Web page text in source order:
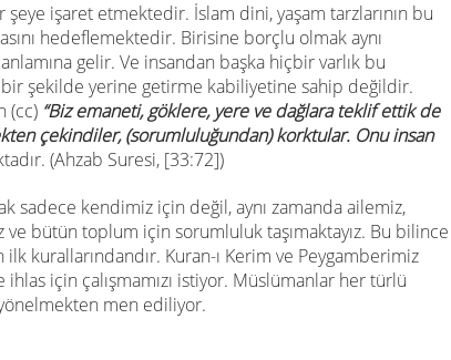
işaret etmektedir. İslam dini, yaşam tarzlarının bu
hedeflemektedir. Birisine borçlu olmak aynı
gelir. Ve insandan başka hiçbir varlık bu
şekilde yerine getirme kabiliyetine sahip değildir.
(cc) “Biz emaneti, göklere, yere ve dağlara teklif ettik de
çekindiler, (sorumluluğundan) korktular. Onu insan
(Ahzab Suresi, [33:72])
sadece kendimiz için değil, aynı zamanda ailemiz,
ve bütün toplum için sorumluluk taşımaktayız. Bu bilince
kurallarındandır. Kuran-ı Kerim ve Peygamberimiz
için çalışmamızı istiyor. Müslümanlar her türlü
men ediliyor.